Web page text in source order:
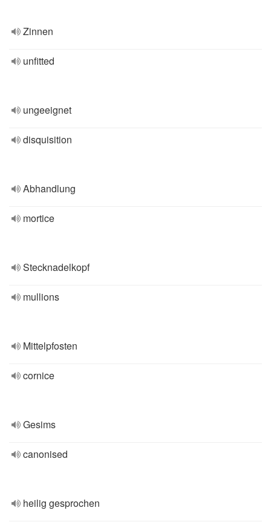
Zinnen
unfitted
ungeeignet
disquisition
Abhandlung
mortice
Stecknadelkopf
mullions
Mittelpfosten
cornice
Gesims
canonised
heilig gesprochen